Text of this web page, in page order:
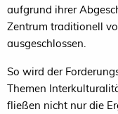
aufgrund ihrer
Zentrum traditionell
ausgeschlossen.
So wird der
Themen
fließen nicht nur die